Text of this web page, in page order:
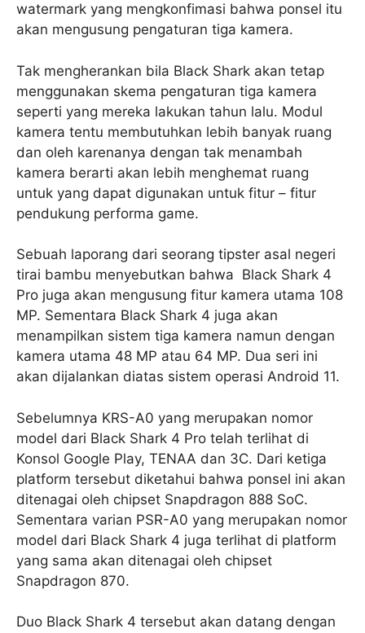
watermark yang mengkonfimasi bahwa ponsel itu
akan mengusung pengaturan tiga kamera.
Tak mengherankan bila Black Shark akan tetap
menggunakan skema pengaturan tiga kamera
seperti yang mereka lakukan tahun lalu. Modul
kamera tentu membutuhkan lebih banyak ruang
dan oleh karenanya dengan tak menambah
kamera berarti akan lebih menghemat ruang
untuk yang dapat digunakan untuk fitur – fitur
pendukung performa game.
Sebuah laporang dari seorang tipster asal negeri
tirai bambu menyebutkan bahwa Black Shark 4
Pro juga akan mengusung fitur kamera utama 108
MP. Sementara Black Shark 4 juga akan
menampilkan sistem tiga kamera namun dengan
kamera utama 48 MP atau 64 MP. Dua seri ini
akan dijalankan diatas sistem operasi Android 11.
Sebelumnya KRS-A0 yang merupakan nomor
model dari Black Shark 4 Pro telah terlihat di
Konsol Google Play, TENAA dan 3C. Dari ketiga
platform tersebut diketahui bahwa ponsel ini akan
ditenagai oleh chipset Snapdragon 888 SoC.
Sementara varian PSR-A0 yang merupakan nomor
model dari Black Shark 4 juga terlihat di platform
yang sama akan ditenagai oleh chipset
Snapdragon 870.
Duo Black Shark 4 tersebut akan datang dengan